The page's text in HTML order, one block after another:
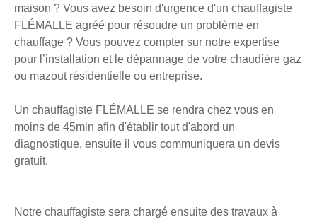
maison ? Vous avez besoin d'urgence d'un chauffagiste
FLÉMALLE agréé pour résoudre un problème en
chauffage ? Vous pouvez compter sur notre expertise
pour l’installation et le dépannage de votre chaudière gaz
ou mazout résidentielle ou entreprise.
Un chauffagiste FLÉMALLE se rendra chez vous en
moins de 45min afin d'établir tout d'abord un
diagnostique, ensuite il vous communiquera un devis
gratuit.
Notre chauffagiste sera chargé ensuite des travaux à